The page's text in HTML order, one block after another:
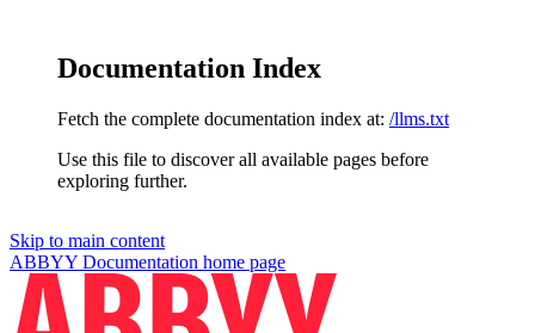
Documentation Index
Fetch the complete documentation index at: /llms.txt
Use this file to discover all available pages before
exploring further.
Skip to main content
ABBYY Documentation home page